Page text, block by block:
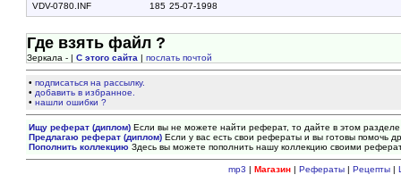
VDV-0780.INF
185 25-07-1998
Где взять файл ?
Зеркала - |С этого сайта |послать почтой
•подписаться на рассылку.
• добавить в избранное.
•нашли ошибки ?
Ищу реферат (диплом) Если вы не можете найти реферат, то дайте в этом
Предлагаю реферат (диплом) Если у вас есть свои рефераты и вы готовы помочь
Пополнить коллекцию Здесь вы можете пополнить нашу коллекцию своими
mp3 | Магазин| Рефераты| Рецепты|